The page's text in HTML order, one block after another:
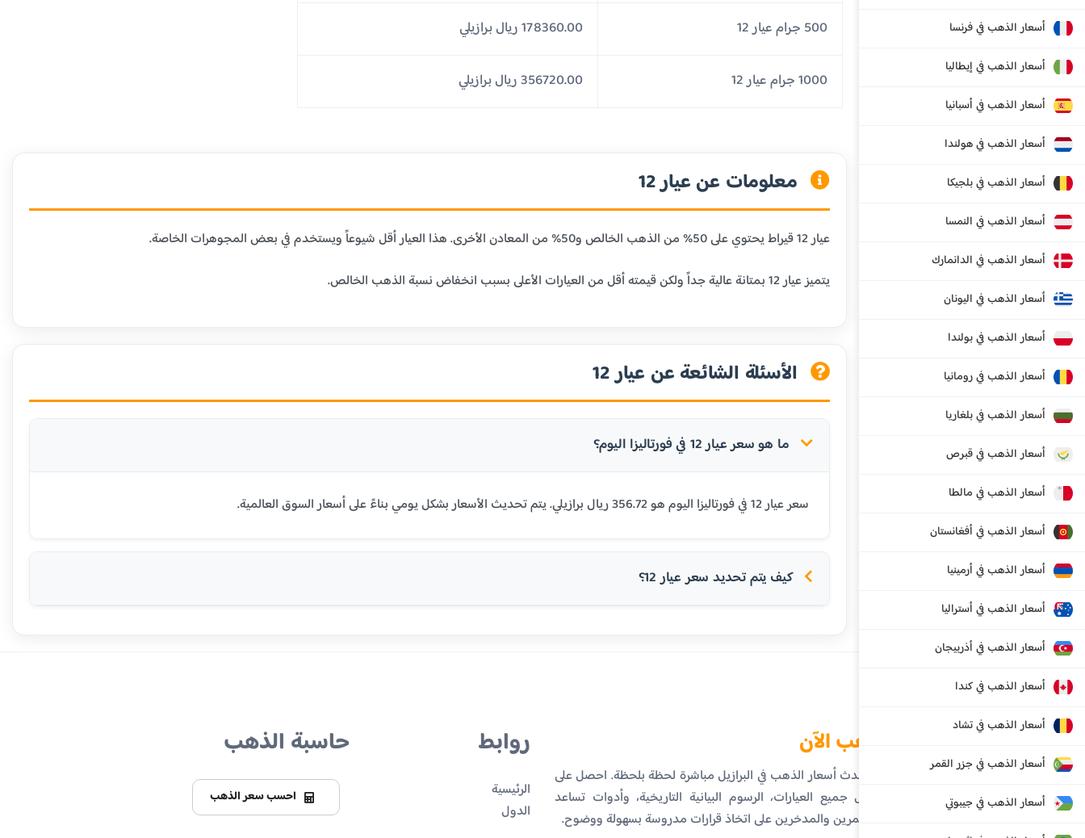
أسعار الذهب في فرنسا
أسعار الذهب في إيطاليا
أسعار الذهب في أسبانيا
أسعار الذهب في هولندا
أسعار الذهب في بلجيكا
أسعار الذهب في النمسا
أسعار الذهب في الدانمارك
أسعار الذهب في اليونان
أسعار الذهب في بولندا
أسعار الذهب في رومانيا
أسعار الذهب في بلغاريا
أسعار الذهب في قبرص
أسعار الذهب في مالطا
أسعار الذهب في أفغانستان
أسعار الذهب في أرمينيا
أسعار الذهب في أستراليا
أسعار الذهب في أذربيجان
أسعار الذهب في كندا
أسعار الذهب في تشاد
أسعار الذهب في جزر القمر
أسعار الذهب في جيبوتي
500 جرام عيار 12 178360.00 ريال برازيلي
1000 جرام عيار 12 356720.00 ريال برازيلي
معلومات عن عيار 12
عيار 12 قيراط يحتوي على 50% من الذهب الخالص و50% من المعادن الأخرى. هذا العيار أقل شيوعاً ويستخدم في بعض المجوهرات الخاصة.
يتميز عيار 12 بمتانة عالية جداً ولكن قيمته أقل من العيارات الأعلى بسبب انخفاض نسبة الذهب الخالص.
الأسئلة الشائعة عن عيار 12
ما هو سعر عيار 12 في فورتاليزا اليوم؟
سعر عيار 12 في فورتاليزا اليوم هو 356.72 ريال برازيلي. يتم تحديث الأسعار بشكل يومي بناءً على أسعار السوق العالمية.
كيف يتم تحديد سعر عيار 12؟
الذهب الآن
تابع أحدث أسعار الذهب في البرازيل مباشرة لحظة بلحظة. احصل على
تفاصيل جميع العيارات، الرسوم البيانية التاريخية، وأدوات تساعد
المستثمرين والمدخرين على اتخاذ قرارات مدروسة بسهولة ووضوح.
روابط
الرئيسية
الدول
حاسبة الذهب
احسب سعر الذهب